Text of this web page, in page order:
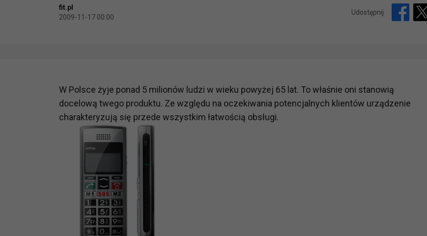
fit.pl
2009-11-17 00:00
Udostępnij
W Polsce żyje ponad 5 milionów ludzi w wieku powyżej 65 lat. To właśnie oni stanowią
docelową twego produktu. Ze względu na oczekiwania potencjalnych klientów urządzenie
charakteryzują się przede wszystkim łatwością obsługi.